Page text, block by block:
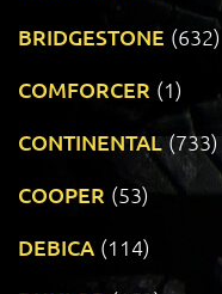
BRIDGESTONE (632)
COMFORCER (1)
CONTINENTAL (733)
COOPER (53)
DEBICA (114)